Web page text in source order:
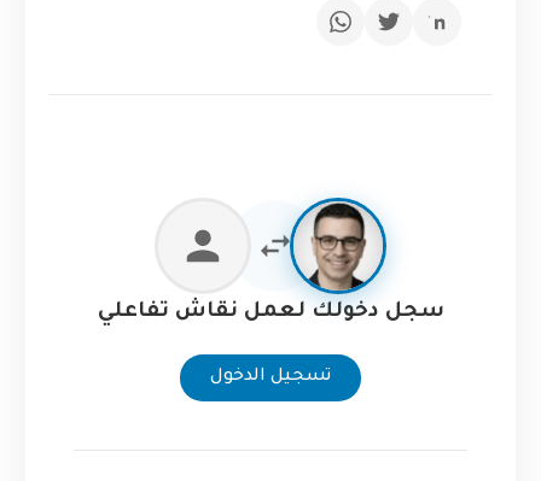
سجل دخولك لعمل نقاش تفاعلي
تسجيل الدخول